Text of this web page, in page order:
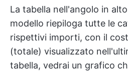
La tabella nell'angolo in
modello riepiloga tutte le
rispettivi importi, con il
(totale) visualizzato
tabella, vedrai un grafico